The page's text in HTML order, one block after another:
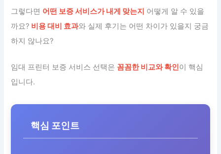
그렇다면 어떤 보증 서비스가 내게 맞는지 어떻게 알 수 있을
까요? 비용 대비 효과와 실제 후기는 어떤 차이가 있을지 궁금
하지 않나요?
임대 프린터 보증 서비스 선택은 꼼꼼한 비교와 확인이 핵심
입니다.
핵심 포인트